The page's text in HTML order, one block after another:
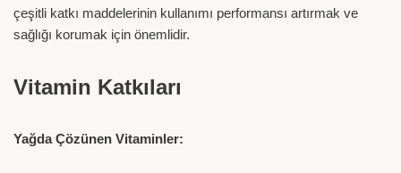
çeşitli katkı maddelerinin kullanımı performansı artırmak ve
sağlığı korumak için önemlidir.
Vitamin Katkıları
Yağda Çözünen Vitaminler: